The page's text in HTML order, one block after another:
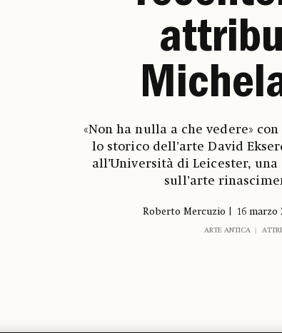
«Non ha nulla a che vedere»
lo storico dell’arte David
all’Università di Leicester,
sull’arte
Roberto Mercuzio 16 marzo
ARTE ANTICA